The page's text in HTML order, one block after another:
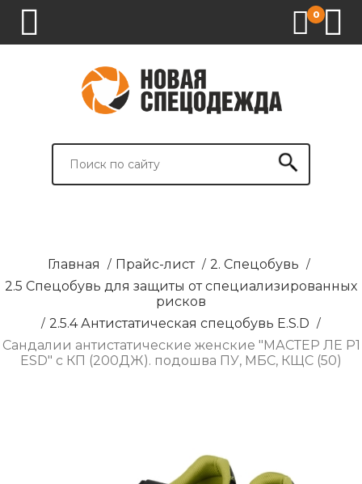
0
СПЕЦОДЕЖДА
СПЕЦОБУВЬ
СРЕДСТВА
ВСПОМОГАТЕЛЬНЫЕ
БРЕНДИРОВАНИЕ
Главная / Прайс-лист / 2. Спецобувь /
2.5 Спецобувь для защиты от специализированных
рисков
/ 2.5.4 Антистатическая спецобувь E.S.D /
Сандалии антистатические женские "МАСТЕР ЛE P1
ESD" с КП (200ДЖ). подошва ПУ, МБС, КЩС (50)